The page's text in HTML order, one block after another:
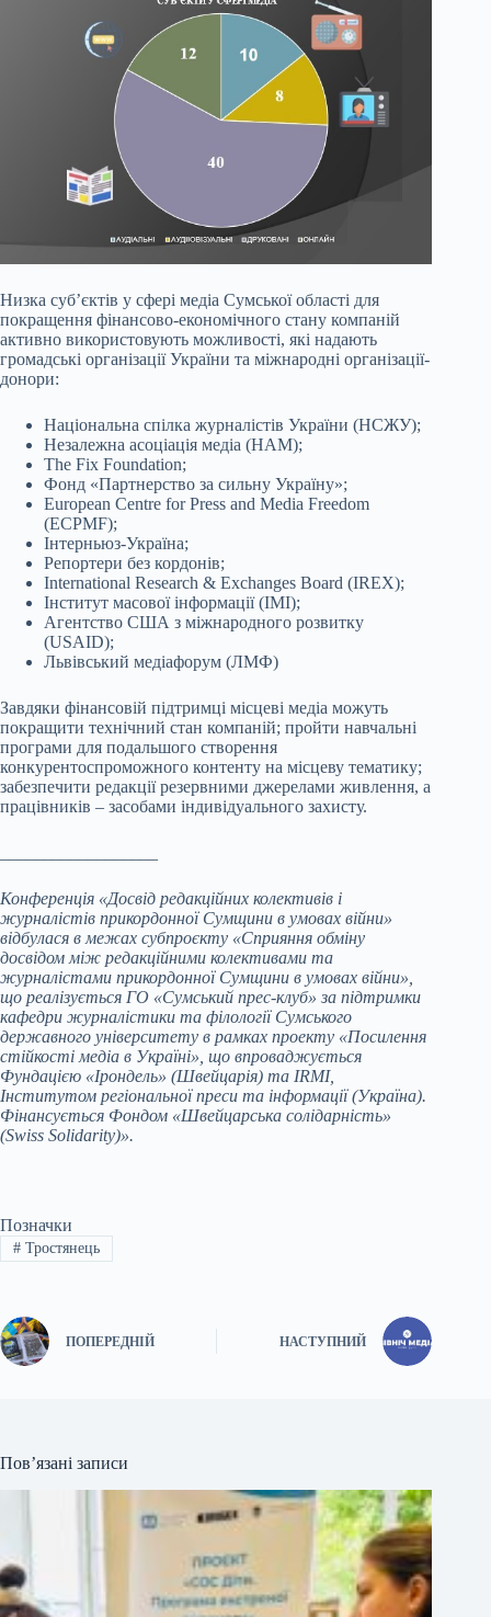
Низка суб’єктів у сфері медіа Сумської області для
покращення фінансово-економічного стану компаній
активно використовують можливості, які надають
громадські організації України та міжнародні організації-
донори:
Національна спілка журналістів України (НСЖУ);
Незалежна асоціація медіа (НАМ);
The Fix Foundation;
Фонд «Партнерство за сильну Україну»;
European Centre for Press and Media Freedom
(ECPMF);
Інтерньюз-Україна;
Репортери без кордонів;
International Research & Exchanges Board (IREX);
Інститут масової інформації (ІМІ);
Агентство США з міжнародного розвитку
(USAID);
Львівський медіафорум (ЛМФ)
Завдяки фінансовій підтримці місцеві медіа можуть
покращити технічний стан компаній; пройти навчальні
програми для подальшого створення
конкурентоспроможного контенту на місцеву тематику;
забезпечити редакції резервними джерелами живлення, а
працівників – засобами індивідуального захисту.
Конференція «Досвід редакційних колективів і
журналістів прикордонної Сумщини в умовах війни»
відбулася в межах субпроєкту «Сприяння обміну
досвідом між редакційними колективами та
журналістами прикордонної Сумщини в умовах війни»,
що реалізується ГО «Сумський прес-клуб» за підтримки
кафедри журналістики та філології Сумського
державного університету в рамках проекту «Посилення
стійкості медіа в Україні», що впроваджується
Фундацією «Ірондель» (Швейцарія) та IRMI,
Інститутом регіональної преси та інформації (Україна).
Фінансується Фондом «Швейцарська солідарність»
(Swiss Solidarity)».
Позначки
#Тростянець
ПОПЕРЕДНІЙ НАСТУПНИЙ
Пов’язані записи